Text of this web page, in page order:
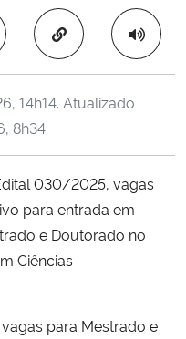
e Comunicações
Humanos
Copiar para área
14h14. Atualizado
8h34
030/2025, vagas
para entrada em
e Doutorado no
Ciências
para Mestrado e